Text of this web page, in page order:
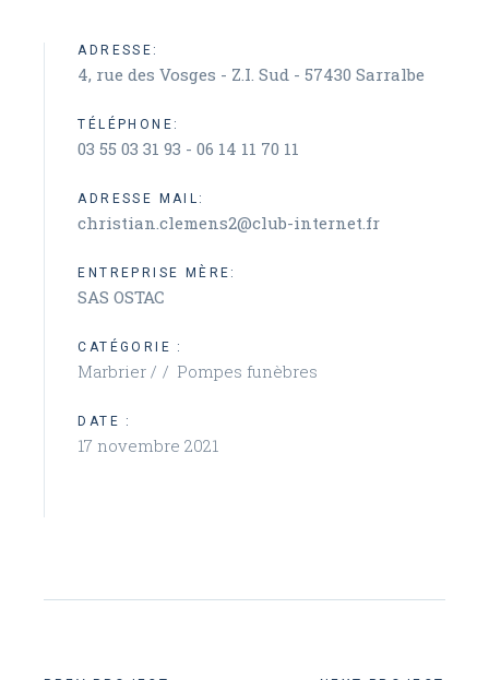
ADRESSE:
4, rue des Vosges - Z.I. Sud - 57430 Sarralbe
TÉLÉPHONE:
03 55 03 31 93 - 06 14 11 70 11
ADRESSE MAIL:
christian.clemens2@club-internet.fr
ENTREPRISE MÈRE:
SAS OSTAC
CATÉGORIE :
Marbrier / Pompes funèbres
DATE :
17 novembre 2021